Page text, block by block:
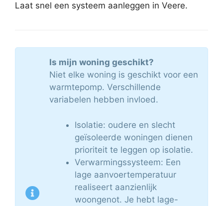
Laat snel een systeem aanleggen in Veere.
Is mijn woning geschikt?
Niet elke woning is geschikt voor een
warmtepomp. Verschillende
variabelen hebben invloed.
Isolatie: oudere en slecht
geïsoleerde woningen dienen
prioriteit te leggen op isolatie.
Verwarmingssysteem: Een
lage aanvoertemperatuur
realiseert aanzienlijk
woongenot. Je hebt lage-